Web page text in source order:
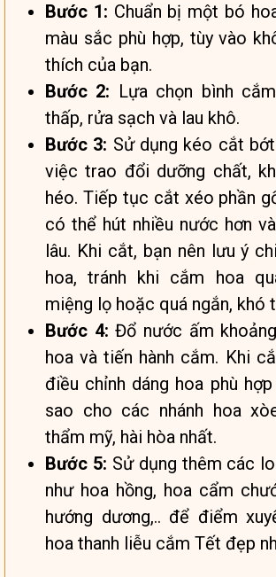
Bước 1: Chuẩn bị một bó
màu sắc phù hợp, tùy vào
thích của bạn.
Bước 2: Lựa chọn bình
thấp, rửa sạch và lau khô.
Bước 3: Sử dụng kéo cắt
việc trao đổi dưỡng chất,
héo. Tiếp tục cắt xéo phần
có thể hút nhiều nước hơn
lâu. Khi cắt, bạn nên lưu ý
hoa, tránh khi cắm hoa
miệng lọ hoặc quá ngắn, khó
Bước 4:Đổ nước ấm
hoa và tiến hành cắm. Khi
điều chỉnh dáng hoa phù
sao cho các nhánh hoa
thẩm mỹ, hài hòa nhất.
Bước 5: Sử dụng thêm các
như hoa hồng, hoa cẩm
hướng dương,.. để điểm
hoa thanh liễu cắm Tết đẹp